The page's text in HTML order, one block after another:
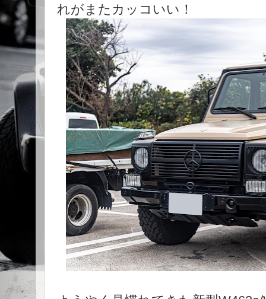
れがまたカッコいい！